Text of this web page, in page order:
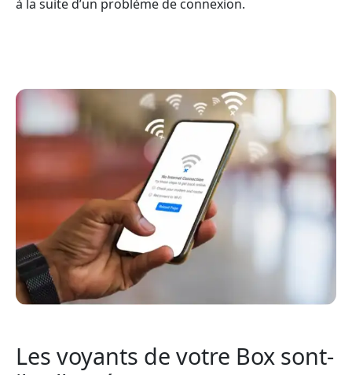
à la suite d’un problème de connexion.
Les voyants de votre Box sont-